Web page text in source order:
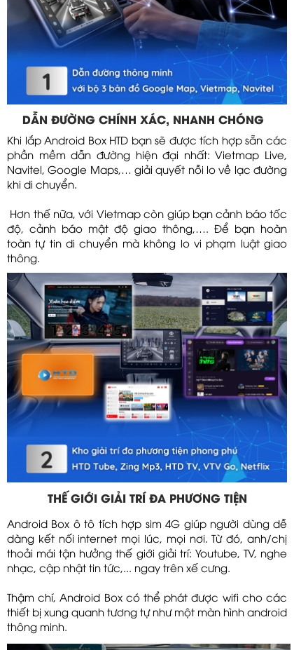
DẪN ĐƯỜNG CHÍNH XÁC, NHANH CHÓNG
Khi lắp Android Box HTD bạn sẽ được tích hợp sẵn các
phần mềm dẫn đường hiện đại nhất: Vietmap Live,
Navitel, Google Maps,… giải quyết nỗi lo về lạc đường
khi di chuyển.
Hơn thế nữa, với Vietmap còn giúp bạn cảnh báo tốc
độ, cảnh báo mật độ giao thông,…. Để bạn hoàn
toàn tự tin di chuyển mà không lo vi phạm luật giao
thông.
Android Box ô tô tích hợp sim 4G giúp người dùng dễ
dàng kết nối internet mọi lúc, mọi nơi. Từ đó, anh/chị
thoải mái tận hưởng thế giới giải trí: Youtube, TV, nghe
nhạc, cập nhật tin tức,... ngay trên xế cưng.
Thậm chí, Android Box có thể phát được wifi cho các
thiết bị xung quanh tương tự như một màn hình android
thông minh.
THẾ GIỚI GIẢI TRÍ ĐA PHƯƠNG TIỆN